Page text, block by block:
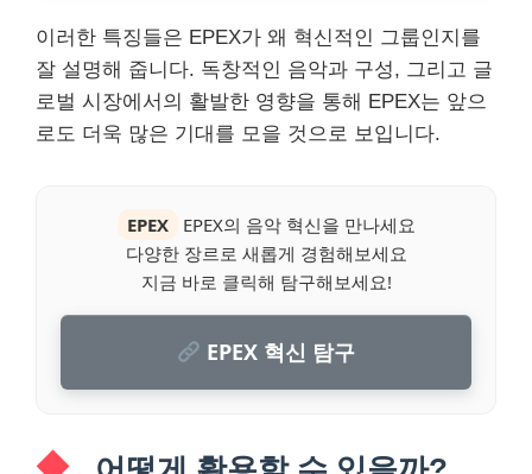
이러한 특징들은 EPEX가 왜 혁신적인 그룹인지를
잘 설명해 줍니다. 독창적인 음악과 구성, 그리고 글
로벌 시장에서의 활발한 영향을 통해 EPEX는 앞으
로도 더욱 많은 기대를 모을 것으로 보입니다.
EPEX
EPEX의 음악 혁신을 만나세요
다양한 장르로 새롭게 경험해보세요
지금 바로 클릭해 탐구해보세요!
EPEX 혁신 탐구